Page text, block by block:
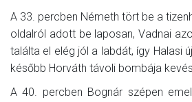
A 33. percben Németh tört be a
oldalról adott be laposan, Vadnai
találta el elég jól a labdát, így Halasi
később Horváth távoli bombája
A 40. percben Bognár szépen